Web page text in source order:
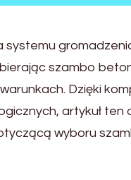
szambo
Dzięki
artykuł ten
wyboru